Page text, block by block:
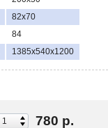
82х70
84
1385х540х1200
780 р.